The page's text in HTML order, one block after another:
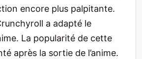
encore plus palpitante.
a adapté le
La popularité de cette
après la sortie de l’anime.